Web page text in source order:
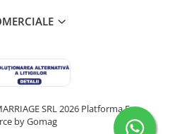
SRL 2026 Platforma E-
by Gomag